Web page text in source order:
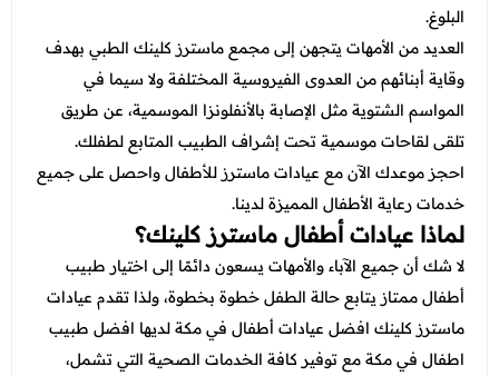
عروض الرجال
عروض قسم الطوارئ
عروض المختبر
عروض الاشعة
عروض الباطنة
عروض العظام
عروض الانف والاذن والحنجرة
عروض العلاج الطبيعي
البلوغ.
العديد من الأمهات يتجهن إلى مجمع ماسترز كلينك الطبي بهدف
وقاية أبنائهم من العدوى الفيروسية المختلفة ولا سيما في
المواسم الشتوية مثل الإصابة بالأنفلونزا الموسمية، عن طريق
تلقى لقاحات موسمية تحت إشراف الطبيب المتابع لطفلك.
احجز موعدك الآن مع عيادات ماسترز للأطفال واحصل على جميع
خدمات رعاية الأطفال المميزة لدينا.
لماذا عيادات أطفال ماسترز كلينك؟
لا شك أن جميع الآباء والأمهات يسعون دائمًا إلى اختيار طبيب
أطفال ممتاز يتابع حالة الطفل خطوة بخطوة، ولذا تقدم عيادات
ماسترز كلينك افضلعيادات أطفال في مكة لديها افضل طبيب
اطفال في مكةمع توفير كافة الخدمات الصحية التي تشمل،